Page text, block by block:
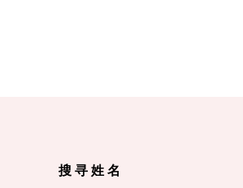
搜 寻 姓 名